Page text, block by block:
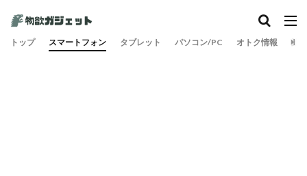
トップ スマートフォン タブレット パソコン/PC オトク情報 旅
カテゴリー